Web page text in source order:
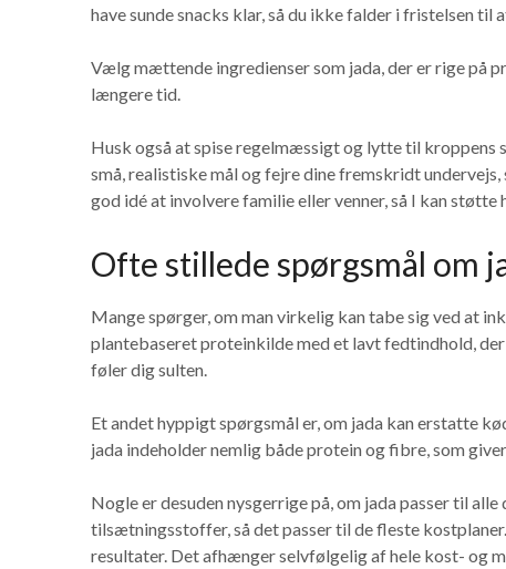
have sunde snacks klar, så du ikke falder i fristelsen
Vælg mættende ingredienser som jada, der er rige på
længere tid.
Husk også at spise regelmæssigt og lytte til kroppens
små, realistiske mål og fejre dine fremskridt
god idé at involvere familie eller venner, så I kan støtte
Ofte stillede spørgsmål om
Mange spørger, om man virkelig kan tabe sig ved at
plantebaseret proteinkilde med et lavt fedtindhold,
føler dig sulten.
Et andet hyppigt spørgsmål er, om jada kan erstatte
jada indeholder nemlig både protein og fibre, som
Nogle er desuden nysgerrige på, om jada passer til
tilsætningsstoffer, så det passer til de fleste
resultater. Det afhænger selvfølgelig af hele kost- og